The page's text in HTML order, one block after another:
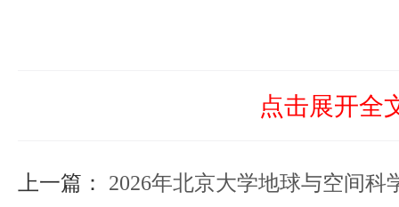
点击展开全
上一篇： 2026年北京大学地球与空间科学学